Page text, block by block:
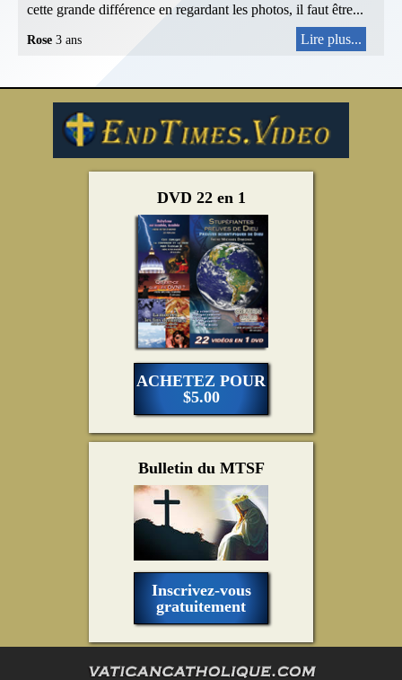
cette grande différence en regardant les photos, il faut être...
Rose 3 ans Lire plus...
DVD 22 en 1
ACHETEZ POUR
$5.00
Bulletin du MTSF
Inscrivez-vous
gratuitement